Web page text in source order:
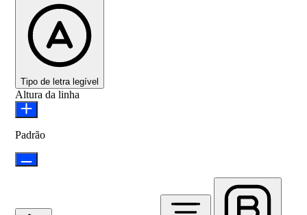
Tipo de letra legível
Altura da linha
Padrão